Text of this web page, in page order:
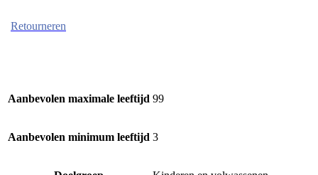
Retourneren
Aanbevolen maximale leeftijd 99
Aanbevolen minimum leeftijd 3